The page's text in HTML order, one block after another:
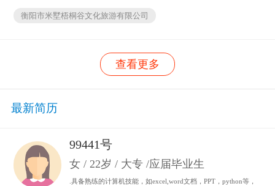
衡阳市米墅梧桐谷文化旅游有限公司
查看更多
最新简历
99441号
女 / 22岁 / 大专 /应届毕业生
.具备熟练的计算机技能，如excel,word文档，PPT，python等，